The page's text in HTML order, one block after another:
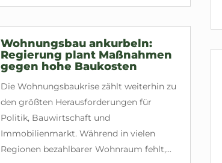
Wohnungsbau ankurbeln:
Regierung plant Maßnahmen
gegen hohe Baukosten
Die Wohnungsbaukrise zählt weiterhin zu
den größten Herausforderungen für
Politik, Bauwirtschaft und
Immobilienmarkt. Während in vielen
Regionen bezahlbarer Wohnraum fehlt,...